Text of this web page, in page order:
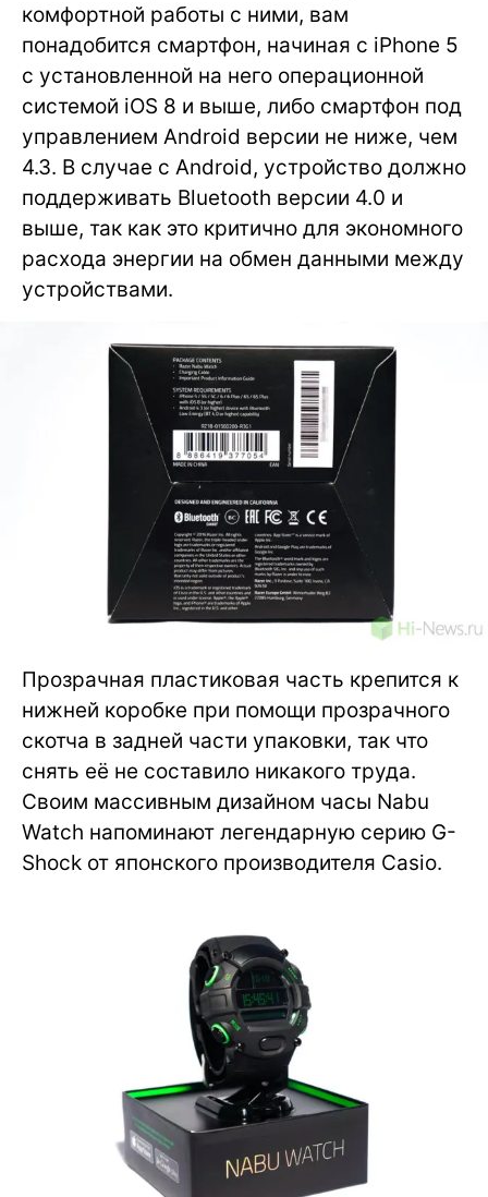
комфортной работы с ними, вам
понадобится смартфон, начиная с iPhone 5
с установленной на него операционной
системой iOS 8 и выше, либо смартфон под
управлением Android версии не ниже, чем
4.3. В случае с Android, устройство должно
поддерживать Bluetooth версии 4.0 и
выше, так как это критично для экономного
расхода энергии на обмен данными между
устройствами.
Прозрачная пластиковая часть крепится к
нижней коробке при помощи прозрачного
скотча в задней части упаковки, так что
снять её не составило никакого труда.
Своим массивным дизайном часы Nabu
Watch напоминают легендарную серию G-
Shock от японского производителя Casio.